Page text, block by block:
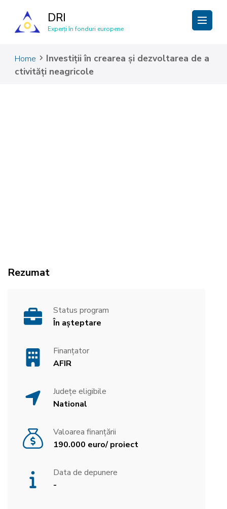
DRI
Experți în fonduri europene
Home
Investiții în crearea și dezvoltarea de a
ctivități neagricole
Rezumat
Status program
În așteptare
Finanțator
AFIR
Județe eligibile
National
Valoarea finanțării
190.000 euro/ proiect
Data de depunere
-